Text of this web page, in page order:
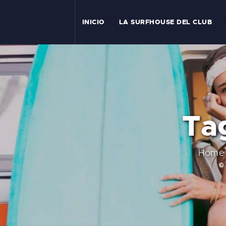
INICIO LA SURFHOUSE DEL CLUB
Home